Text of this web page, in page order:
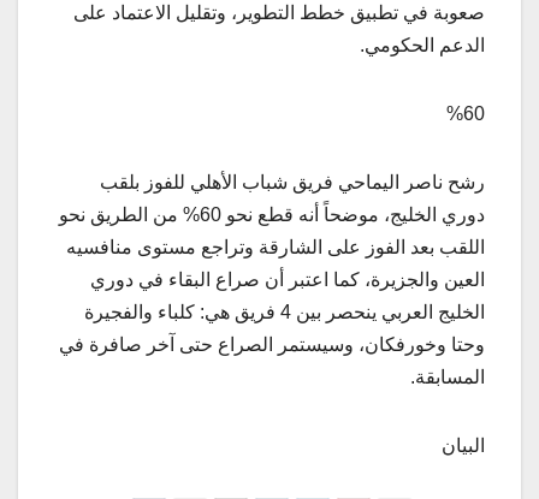
صعوبة في تطبيق خطط التطوير، وتقليل الاعتماد على
الدعم الحكومي.
%60
رشح ناصر اليماحي فريق شباب الأهلي للفوز بلقب
دوري الخليج، موضحاً أنه قطع نحو 60% من الطريق نحو
اللقب بعد الفوز على الشارقة وتراجع مستوى منافسيه
العين والجزيرة، كما اعتبر أن صراع البقاء في دوري
الخليج العربي ينحصر بين 4 فريق هي: كلباء والفجيرة
وحتا وخورفكان، وسيستمر الصراع حتى آخر صافرة في
المسابقة.
البيان